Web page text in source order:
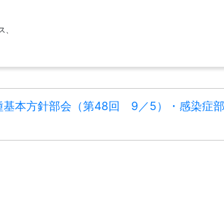
基本方針部会（第48回 9／5）・感染症